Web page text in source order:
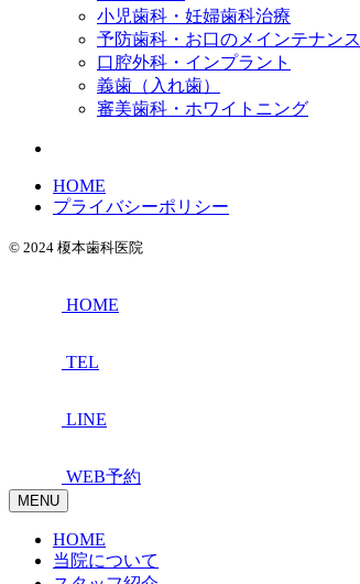
小児歯科・妊婦歯科治療
予防歯科・お口のメインテナンス
口腔外科・インプラント
義歯（入れ歯）
審美歯科・ホワイトニング
HOME
プライバシーポリシー
© 2024 榎本歯科医院
HOME
TEL
LINE
WEB予約
MENU
HOME
当院について